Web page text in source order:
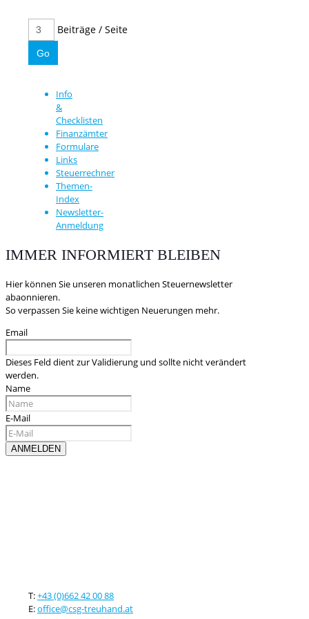
Beiträge / Seite
Info
&
Checklisten
Finanzämter
Formulare
Links
Steuerrechner
Themen-
Index
Newsletter-
Anmeldung
IMMER INFORMIERT BLEIBEN
Hier können Sie unseren monatlichen Steuernewsletter
abaonnieren.
So verpassen Sie keine wichtigen Neuerungen mehr.
Email
Dieses Feld dient zur Validierung und sollte nicht verändert
werden.
Name
E-Mail
T:+43 (0)662 42 00 88
E:office@csg-treuhand.at